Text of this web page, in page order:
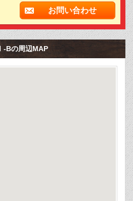
お問い合わせ
Bの周辺MAP